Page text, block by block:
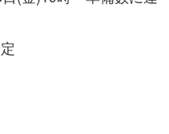
グループ公式通販サイ